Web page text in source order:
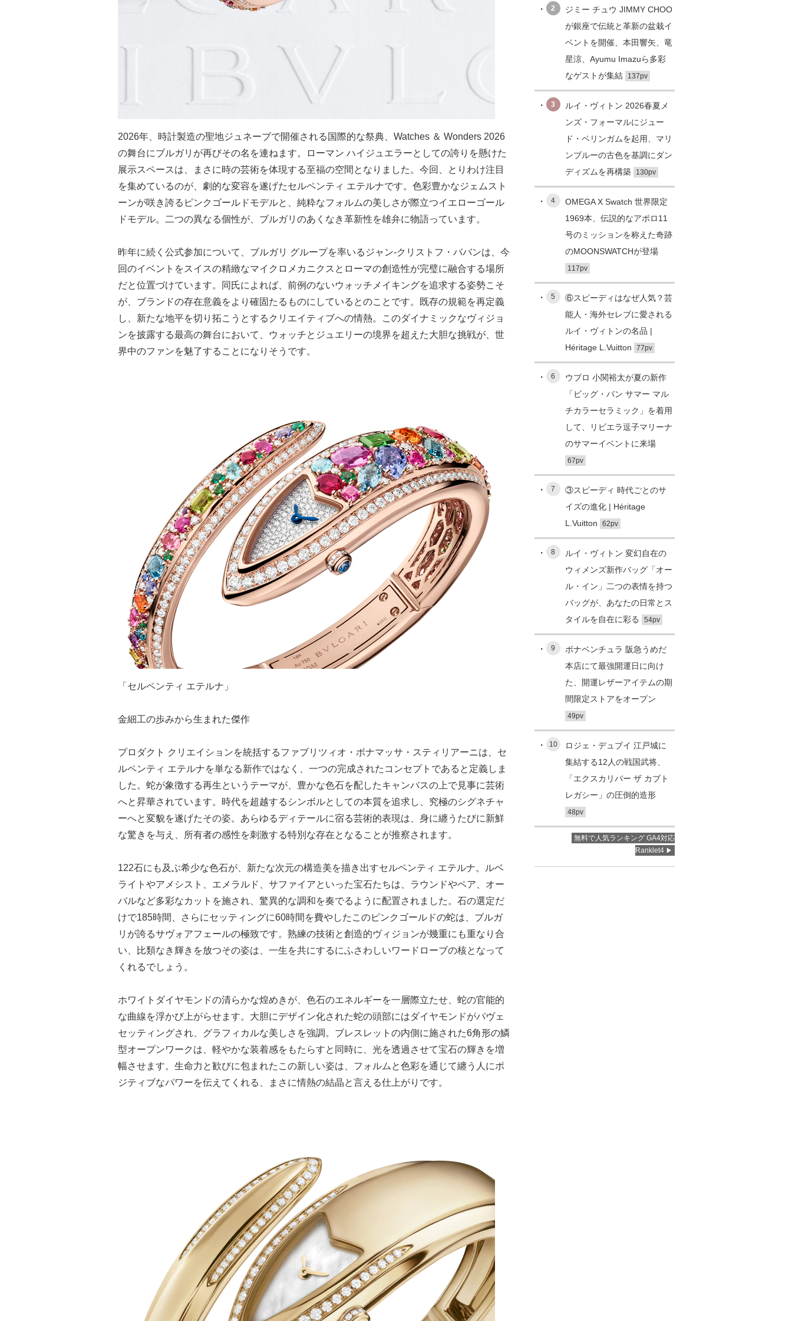
2026年、時計製造の聖地ジュネーブで開催される国際的な祭典、Watches ＆ Wonders 2026
の舞台にブルガリが再びその名を連ねます。ローマン ハイジュエラーとしての誇りを懸けた
展示スペースは、まさに時の芸術を体現する至福の空間となりました。今回、とりわけ注目
を集めているのが、劇的な変容を遂げたセルペンティ エテルナです。色彩豊かなジェムスト
ーンが咲き誇るピンクゴールドモデルと、純粋なフォルムの美しさが際立つイエローゴール
ドモデル。二つの異なる個性が、ブルガリのあくなき革新性を雄弁に物語っています。
昨年に続く公式参加について、ブルガリ グループを率いるジャン-クリストフ・ババンは、今
回のイベントをスイスの精緻なマイクロメカニクスとローマの創造性が完璧に融合する場所
だと位置づけています。同氏によれば、前例のないウォッチメイキングを追求する姿勢こそ
が、ブランドの存在意義をより確固たるものにしているとのことです。既存の規範を再定義
し、新たな地平を切り拓こうとするクリエイティブへの情熱。このダイナミックなヴィジョ
ンを披露する最高の舞台において、ウォッチとジュエリーの境界を超えた大胆な挑戦が、世
界中のファンを魅了することになりそうです。
「セルペンティ エテルナ」
金細工の歩みから生まれた傑作
プロダクト クリエイションを統括するファブリツィオ・ボナマッサ・スティリアーニは、セ
ルペンティ エテルナを単なる新作ではなく、一つの完成されたコンセプトであると定義しま
した。蛇が象徴する再生というテーマが、豊かな色石を配したキャンバスの上で見事に芸術
へと昇華されています。時代を超越するシンボルとしての本質を追求し、究極のシグネチャ
ーへと変貌を遂げたその姿。あらゆるディテールに宿る芸術的表現は、身に纏うたびに新鮮
な驚きを与え、所有者の感性を刺激する特別な存在となることが推察されます。
122石にも及ぶ希少な色石が、新たな次元の構造美を描き出すセルペンティ エテルナ。ルベ
ライトやアメシスト、エメラルド、サファイアといった宝石たちは、ラウンドやペア、オー
バルなど多彩なカットを施され、驚異的な調和を奏でるように配置されました。石の選定だ
けで185時間、さらにセッティングに60時間を費やしたこのピンクゴールドの蛇は、ブルガ
リが誇るサヴォアフェールの極致です。熟練の技術と創造的ヴィジョンが幾重にも重なり合
い、比類なき輝きを放つその姿は、一生を共にするにふさわしいワードローブの核となって
くれるでしょう。
ホワイトダイヤモンドの清らかな煌めきが、色石のエネルギーを一層際立たせ、蛇の官能的
な曲線を浮かび上がらせます。大胆にデザイン化された蛇の頭部にはダイヤモンドがパヴェ
セッティングされ、グラフィカルな美しさを強調。ブレスレットの内側に施された6角形の鱗
型オープンワークは、軽やかな装着感をもたらすと同時に、光を透過させて宝石の輝きを増
幅させます。生命力と歓びに包まれたこの新しい姿は、フォルムと色彩を通じて纏う人にポ
ジティブなパワーを伝えてくれる、まさに情熱の結晶と言える仕上がりです。
2
ジミー チュウ JIMMY CHOO
が銀座で伝統と革新の盆栽イ
ベントを開催、本田響矢、竜
星涼、Ayumu Imazuら多彩
なゲストが集結
137pv
3
ルイ・ヴィトン 2026春夏メ
ンズ・フォーマルにジュー
ド・ベリンガムを起用、マリ
ンブルーの古色を基調にダン
ディズムを再構築
130pv
4
OMEGA X Swatch 世界限定
1969本、伝説的なアポロ11
号のミッションを称えた奇跡
のMOONSWATCHが登場
117pv
5
⑥スピーディはなぜ人気？芸
能人・海外セレブに愛される
ルイ・ヴィトンの名品 |
Héritage L.Vuitton
77pv
6
ウブロ 小関裕太が夏の新作
「ビッグ・バン サマー マル
チカラーセラミック」を着用
して、リビエラ逗子マリーナ
のサマーイベントに来場
67pv
7
③スピーディ 時代ごとのサ
イズの進化 | Héritage
L.Vuitton
62pv
8
ルイ・ヴィトン 変幻自在の
ウィメンズ新作バッグ「オー
ル・イン」二つの表情を持つ
バッグが、あなたの日常とス
タイルを自在に彩る
54pv
9
ボナベンチュラ 阪急うめだ
本店にて最強開運日に向け
た、開運レザーアイテムの期
間限定ストアをオープン
49pv
10
ロジェ・デュブイ 江戸城に
集結する12人の戦国武将、
「エクスカリバー ザ カブト
レガシー」の圧倒的造形
48pv
無料で人気ランキング GA4対応
Ranklet4